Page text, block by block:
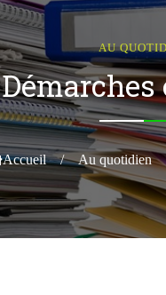
AU
Accueil / Au quotidien